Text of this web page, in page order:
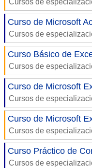
Curso de Microsoft
Cursos de
Curso Básico de
Cursos de
Curso de Microsoft
Cursos de
Curso de Microsoft
Cursos de
Curso Práctico de
Cursos de